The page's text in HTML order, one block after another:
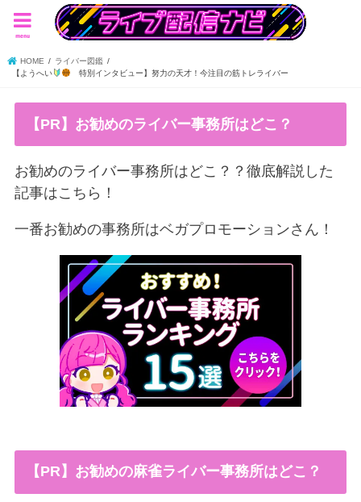
menu
HOME
ライバー図鑑
【ようへい
特別インタビュー】努力の天才！今注目の筋トレライバー
【PR】お勧めのライバー事務所はどこ？
お勧めのライバー事務所はどこ？？徹底解説した
記事はこちら！
一番お勧めの事務所はベガプロモーションさん！
【PR】お勧めの麻雀ライバー事務所はどこ？